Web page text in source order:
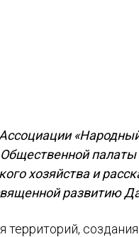
хозяйства и
развитию